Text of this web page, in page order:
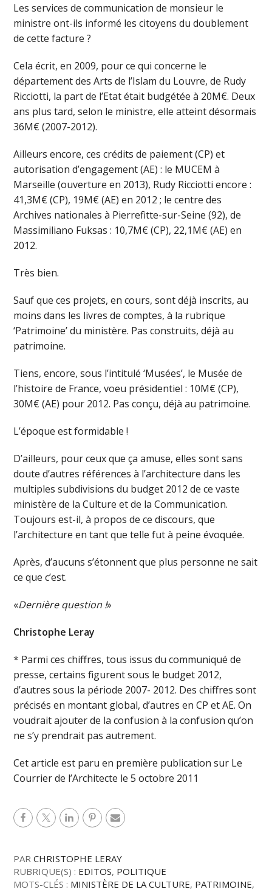
Les services de communication de monsieur le
ministre ont-ils informé les citoyens du doublement
de cette facture ?
Cela écrit, en 2009, pour ce qui concerne le
département des Arts de l’Islam du Louvre, de Rudy
Ricciotti, la part de l’Etat était budgétée à 20M€. Deux
ans plus tard, selon le ministre, elle atteint désormais
36M€ (2007-2012).
Ailleurs encore, ces crédits de paiement (CP) et
autorisation d’engagement (AE) : le MUCEM à
Marseille (ouverture en 2013), Rudy Ricciotti encore :
41,3M€ (CP), 19M€ (AE) en 2012 ; le centre des
Archives nationales à Pierrefitte-sur-Seine (92), de
Massimiliano Fuksas : 10,7M€ (CP), 22,1M€ (AE) en
2012.
Très bien.
Sauf que ces projets, en cours, sont déjà inscrits, au
moins dans les livres de comptes, à la rubrique
‘Patrimoine’ du ministère. Pas construits, déjà au
patrimoine.
Tiens, encore, sous l’intitulé ‘Musées’, le Musée de
l’histoire de France, voeu présidentiel : 10M€ (CP),
30M€ (AE) pour 2012. Pas conçu, déjà au patrimoine.
L’époque est formidable !
D’ailleurs, pour ceux que ça amuse, elles sont sans
doute d’autres références à l’architecture dans les
multiples subdivisions du budget 2012 de ce vaste
ministère de la Culture et de la Communication.
Toujours est-il, à propos de ce discours, que
l’architecture en tant que telle fut à peine évoquée.
Après, d’aucuns s’étonnent que plus personne ne sait
ce que c’est.
«Dernière question !»
Christophe Leray
* Parmi ces chiffres, tous issus du communiqué de
presse, certains figurent sous le budget 2012,
d’autres sous la période 2007- 2012. Des chiffres sont
précisés en montant global, d’autres en CP et AE. On
voudrait ajouter de la confusion à la confusion qu’on
ne s’y prendrait pas autrement.
Cet article est paru en première publication sur Le
Courrier de l’Architecte le 5 octobre 2011
PARCHRISTOPHE LERAY
RUBRIQUE(S) : EDITOS, POLITIQUE
MOTS-CLÉS : MINISTÈRE DE LA CULTURE, PATRIMOINE,